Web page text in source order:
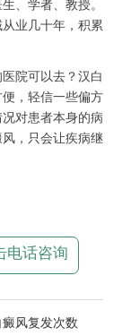
、学者、教授。
业几十年，积累
院可以去？汉白
，轻信一些偏方
对患者本身的病
，只会让疾病继
电话咨询
风复发次数